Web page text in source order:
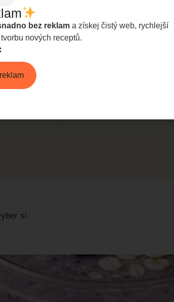
zvyklé.Pro řidší
vody.Starším dětem
pokud už mléčné výrobky
jen se 150 ml vody a
Nutriční hodnoty
si
bez reklam a získej čistý web, rychlejší
nových receptů.